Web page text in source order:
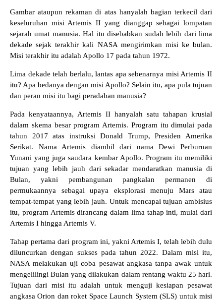
Gambar ataupun rekaman di atas hanyalah bagian terkecil dari
keseluruhan misi Artemis II yang dianggap sebagai lompatan
sejarah umat manusia. Hal itu disebabkan sudah lebih dari lima
dekade sejak terakhir kali NASA mengirimkan misi ke bulan.
Misi terakhir itu adalah Apollo 17 pada tahun 1972.
Lima dekade telah berlalu, lantas apa sebenarnya misi Artemis II
itu? Apa bedanya dengan misi Apollo? Selain itu, apa pula tujuan
dan peran misi itu bagi peradaban manusia?
Pada kenyataannya, Artemis II hanyalah satu tahapan krusial
dalam skema besar program Artemis. Program itu dimulai pada
tahun 2017 atas instruksi Donald Trump, Presiden Amerika
Serikat. Nama Artemis diambil dari nama Dewi Perburuan
Yunani yang juga saudara kembar Apollo. Program itu memiliki
tujuan yang lebih jauh dari sekadar mendaratkan manusia di
Bulan, yakni pembangunan pangkalan permanen di
permukaannya sebagai upaya eksplorasi menuju Mars atau
tempat-tempat yang lebih jauh. Untuk mencapai tujuan ambisius
itu, program Artemis dirancang dalam lima tahap inti, mulai dari
Artemis I hingga Artemis V.
Tahap pertama dari program ini, yakni Artemis I, telah lebih dulu
diluncurkan dengan sukses pada tahun 2022. Dalam misi itu,
NASA melakukan uji coba pesawat angkasa tanpa awak untuk
mengelilingi Bulan yang dilakukan dalam rentang waktu 25 hari.
Tujuan dari misi itu adalah untuk menguji kesiapan pesawat
angkasa Orion dan roket Space Launch System (SLS) untuk misi